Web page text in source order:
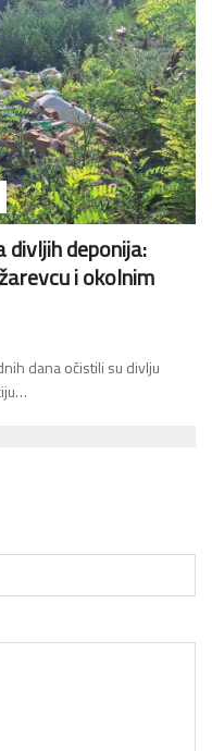
deponija:
i okolnim
dana očistili su divlju